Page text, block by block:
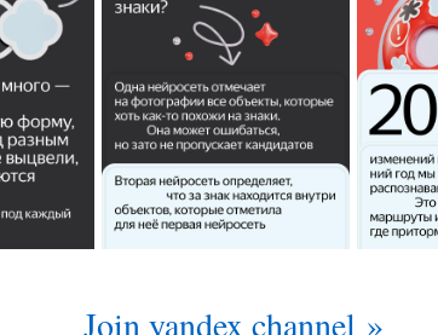
Join yandex channel »